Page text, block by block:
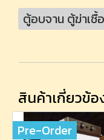
ตู้อบจาน ตู้ฆ่าเชื้
สินค้าเกี่ยวข้อ
Pre-Order